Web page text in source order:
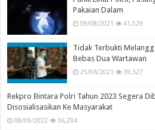
Pakaian Dalam
09/08/2021 41,529
Tidak Terbukti
Bebas Dua Wartawan
25/06/2021 39,327
Rekpro Bintara Polri Tahun 2023 Segera
Disosialisasikan Ke Masyarakat
08/09/2022 36,294